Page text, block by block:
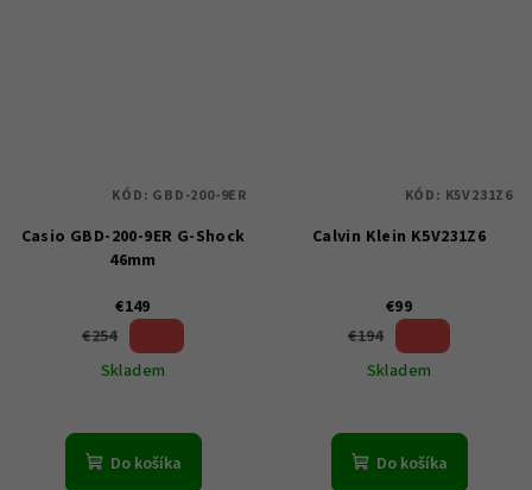
Casio GBD-200-9ER G-Shock
46mm
€149
€254
Skladem
Do košíka
KÓD: GBD-200-9ER
Calvin Klein K5V231Z6
€99
€194
Skladem
Do košíka
KÓD: K5V231Z6